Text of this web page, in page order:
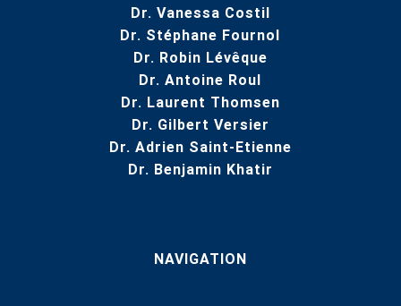
Dr. Vanessa Costil
Dr. Stéphane Fournol
Dr. Robin Lévêque
Dr. Antoine Roul
Dr. Laurent Thomsen
Dr. Gilbert Versier
Dr. Adrien Saint-Etienne
Dr. Benjamin Khatir
NAVIGATION